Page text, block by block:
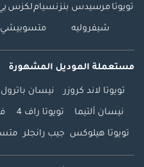
تويوتا مرسيدس بنزنسياملكزس
شيفروليه متسوبيشي
مستعملة الموديل المشهورة
تويوتا لاند كروزر نيسان باترول
نيسان ألتيما تويوتا راف 4
تويوتا هيلوكس جيب رانجلر